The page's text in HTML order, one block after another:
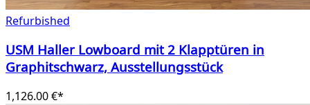
Refurbished
USM Haller Lowboard mit 2 Klapptüren in
Graphitschwarz, Ausstellungsstück
1,126.00 €*